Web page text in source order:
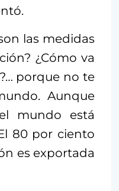
las medidas
¿Cómo va
porque no te
Aunque
mundo está
80 por ciento
es exportada